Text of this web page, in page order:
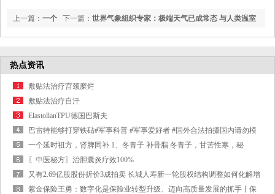
下一篇： 世界气象组织专家：极端天气已成常态 与人类温室
气体排放密切相关
上一篇： 一个
女人，要想勾起男人的爱和欲望，只需要这3样&quot;东西&quot;
热点资讯
敷贴法治疗宫颈糜烂
敷贴法治疗自汗
ElastollanTPU德国巴斯夫
巴雷特能够打穿铁砧#军事科普 #军事爱好者 #国外合法拍摄国内请勿模
仿
一个延时祖方，肾脾同补 1、冬青子 补骨脂 冬青子，甘苦性寒，秘
〖中医秘方〗治胆囊炎疗效100%
又有2.69亿股股份折价3成拍卖 长城人寿新一轮股权结构调整如何化解增
资难题
紫金保险王勇：数字化是保险业转型升级、迈向高质量发展的抓手丨保